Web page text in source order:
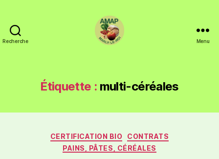
Recherche Menu
Étiquette : multi-céréales
CERTIFICATION BIO
CONTRATS
PAINS, PÂTES, CÉRÉALES